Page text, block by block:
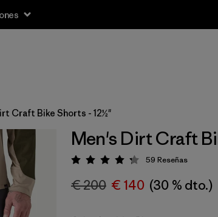
Craft Bike Shorts - 12½"
Men's Dirt Craft
Puntuación: 4.3 / 5
59 Reseñas
€ 200 € 140 (30 % dto.)